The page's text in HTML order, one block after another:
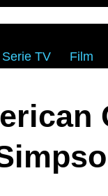
Serie TV Film